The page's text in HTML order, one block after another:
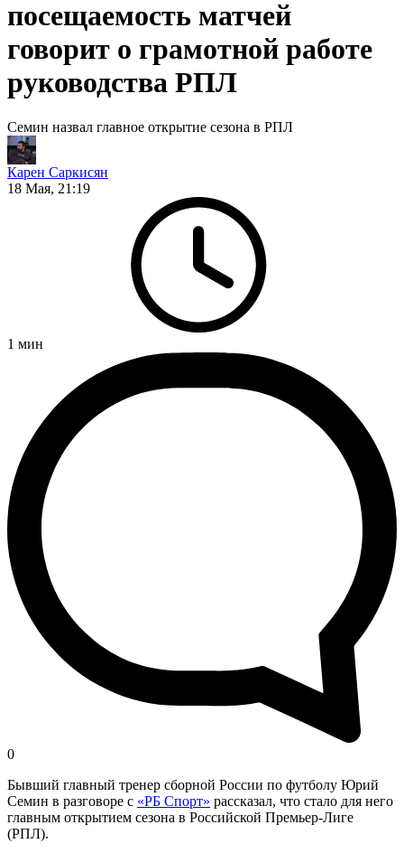
посещаемость матчей
говорит о грамотной работе
руководства РПЛ
Семин назвал главное открытие сезона в РПЛ
Карен Саркисян
18 Мая, 21:19
1 мин
0
Бывший главный тренер сборной России по футболу Юрий
Семин в разговоре с «РБ Спорт» рассказал, что стало для него
главным открытием сезона в Российской Премьер-Лиге
(РПЛ).